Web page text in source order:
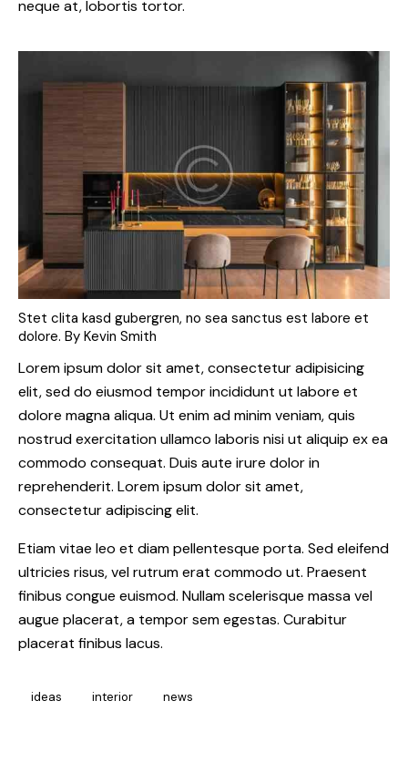
neque at, lobortis tortor.
Stet clita kasd gubergren, no sea sanctus est labore et
dolore. By Kevin Smith
Lorem ipsum dolor sit amet, consectetur adipisicing
elit, sed do eiusmod tempor incididunt ut labore et
dolore magna aliqua. Ut enim ad minim veniam, quis
nostrud exercitation ullamco laboris nisi ut aliquip ex ea
commodo consequat. Duis aute irure dolor in
reprehenderit. Lorem ipsum dolor sit amet,
consectetur adipiscing elit.
Etiam vitae leo et diam pellentesque porta. Sed eleifend
ultricies risus, vel rutrum erat commodo ut. Praesent
finibus congue euismod. Nullam scelerisque massa vel
augue placerat, a tempor sem egestas. Curabitur
placerat finibus lacus.
ideas interior news